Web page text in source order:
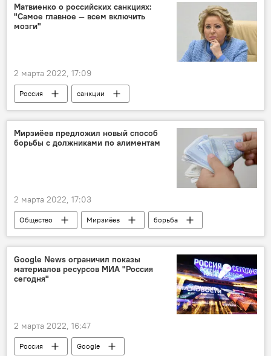
Матвиенко о российских санкциях:
"Самое главное — всем включить
мозги"
2 марта 2022, 17:09
Россия
санкции
Валентина Матвиенко
бизнес
Мирзиёев предложил новый способ
борьбы с должниками по алиментам
2 марта 2022, 17:03
Общество Мирзиёев
борьба
должники
алименты Узбекистан
Google News ограничил показы
материалов ресурсов МИА "Россия
сегодня"
2 марта 2022, 16:47
Россия Google